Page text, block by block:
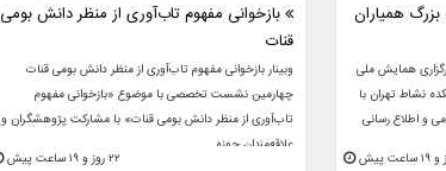
همیاران
همایش ملی
نشاط تهران با
و اطلاع رسانی
بازخوانی مفهوم تاب‌آوری از منظر دانش بومی
قنات
وبینار بازخوانی مفهوم تاب‌آوری از منظر دانش بومی قنات
چهارمین نشست تخصصی با موضوع «بازخوانی مفهوم
تاب‌آوری از منظر دانش بومی قنات» با مشارکت پژوهشگران و
علاقه‌مندان حوزه ...
۲۲ روز و ۱۹ ساعت پیش